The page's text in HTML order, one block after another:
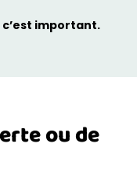
c’est important.
ou de